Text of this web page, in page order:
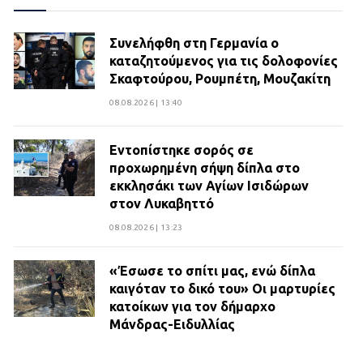
Συνελήφθη στη Γερμανία ο
καταζητούμενος για τις δολοφονίες
Σκαφτούρου, Ρουμπέτη, Μουζακίτη
08.08.2026 | 13:40
Εντοπίστηκε σορός σε
προχωρημένη σήψη δίπλα στο
εκκλησάκι των Αγίων Ισιδώρων
στον Λυκαβηττό
08.08.2026 | 13:23
«Έσωσε το σπίτι μας, ενώ δίπλα
καιγόταν το δικό του» Οι μαρτυρίες
κατοίκων για τον δήμαρχο
Μάνδρας-Ειδυλλίας